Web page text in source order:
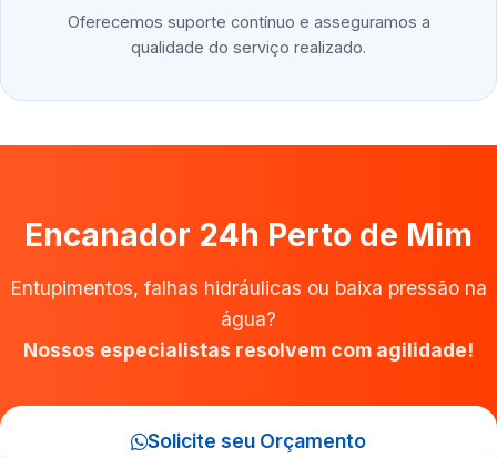
Oferecemos suporte contínuo e asseguramos a
qualidade do serviço realizado.
Encanador 24h Perto de Mim
Entupimentos, falhas hidráulicas ou baixa pressão na
água?
Nossos especialistas resolvem com agilidade!
Solicite seu Orçamento